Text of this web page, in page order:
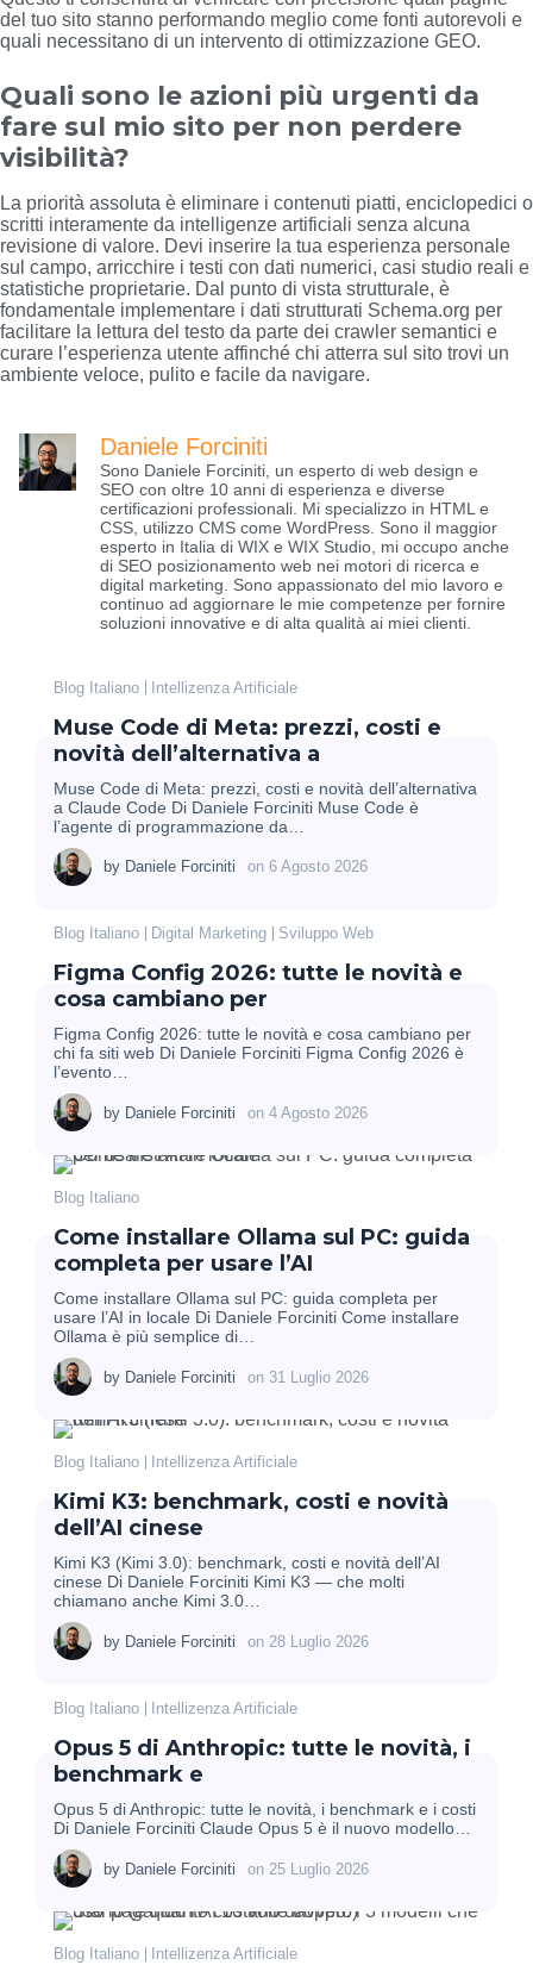
del tuo sito stanno performando meglio come fonti autorevoli e
quali necessitano di un intervento di ottimizzazione GEO.
Quali sono le azioni più urgenti da
fare sul mio sito per non perdere
visibilità?
La priorità assoluta è eliminare i contenuti piatti, enciclopedici o
scritti interamente da intelligenze artificiali senza alcuna
revisione di valore. Devi inserire la tua esperienza personale
sul campo, arricchire i testi con dati numerici, casi studio reali e
statistiche proprietarie. Dal punto di vista strutturale, è
fondamentale implementare i dati strutturati Schema.org per
facilitare la lettura del testo da parte dei crawler semantici e
curare l’esperienza utente affinché chi atterra sul sito trovi un
ambiente veloce, pulito e facile da navigare.
Daniele Forciniti
Sono Daniele Forciniti, un esperto di web design e
SEO con oltre 10 anni di esperienza e diverse
certificazioni professionali. Mi specializzo in HTML e
CSS, utilizzo CMS come WordPress. Sono il maggior
esperto in Italia di WIX e WIX Studio, mi occupo anche
di SEO posizionamento web nei motori di ricerca e
digital marketing. Sono appassionato del mio lavoro e
continuo ad aggiornare le mie competenze per fornire
soluzioni innovative e di alta qualità ai miei clienti.
Blog Italiano Intellizenza Artificiale
Muse Code di Meta: prezzi, costi e
novità dell’alternativa a
Muse Code di Meta: prezzi, costi e novità dell’alternativa
a Claude Code Di Daniele Forciniti Muse Code è
l’agente di programmazione da…
by Daniele Forciniti on 6 Agosto 2026
Blog Italiano Digital Marketing Sviluppo Web
Figma Config 2026: tutte le novità e
cosa cambiano per
Figma Config 2026: tutte le novità e cosa cambiano per
chi fa siti web Di Daniele Forciniti Figma Config 2026 è
l’evento…
by Daniele Forciniti on 4 Agosto 2026
Blog Italiano
Come installare Ollama sul PC: guida
completa per usare l’AI
Come installare Ollama sul PC: guida completa per
usare l’AI in locale Di Daniele Forciniti Come installare
Ollama è più semplice di…
by Daniele Forciniti on 31 Luglio 2026
Blog Italiano Intellizenza Artificiale
Kimi K3: benchmark, costi e novità
dell’AI cinese
Kimi K3 (Kimi 3.0): benchmark, costi e novità dell’AI
cinese Di Daniele Forciniti Kimi K3 — che molti
chiamano anche Kimi 3.0…
by Daniele Forciniti on 28 Luglio 2026
Blog Italiano Intellizenza Artificiale
Opus 5 di Anthropic: tutte le novità, i
benchmark e
Opus 5 di Anthropic: tutte le novità, i benchmark e i costi
Di Daniele Forciniti Claude Opus 5 è il nuovo modello…
by Daniele Forciniti on 25 Luglio 2026
Blog Italiano Intellizenza Artificiale